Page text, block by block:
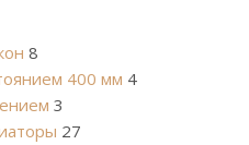
8
400 мм 4
3
27